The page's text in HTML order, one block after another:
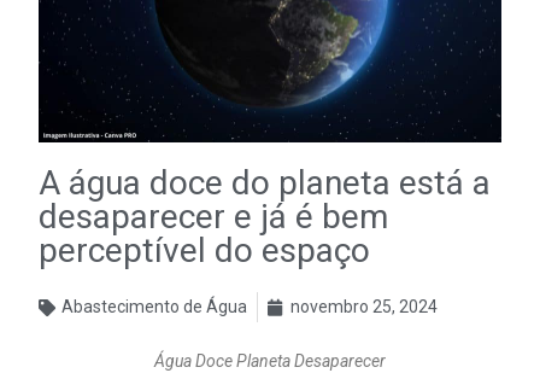
A água doce do planeta está a
desaparecer e já é bem
perceptível do espaço
Abastecimento de Água novembro 25, 2024
Água Doce Planeta Desaparecer